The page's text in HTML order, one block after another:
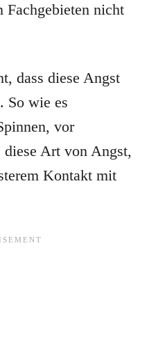
Fachgebieten nicht
dass diese Angst
So wie es
vor
Art von Angst,
Kontakt mit